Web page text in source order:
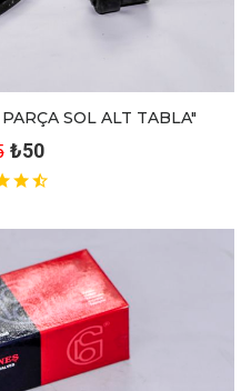
SOL ALT TABLA"
₺50